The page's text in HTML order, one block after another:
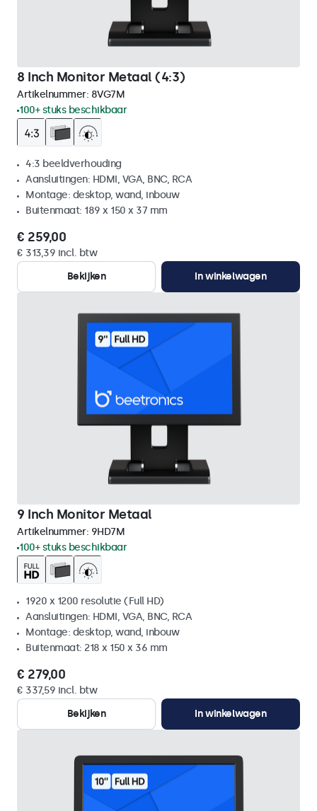
8 Inch Monitor Metaal (4:3)
Artikelnummer: 8VG7M
100+ stuks beschikbaar
4:3 beeldverhouding
Aansluitingen: HDMI, VGA, BNC, RCA
Montage: desktop, wand, inbouw
Buitenmaat: 189 x 150 x 37 mm
€ 259,00
€ 313,39 incl. btw
Bekijken
In winkelwagen
9 Inch Monitor Metaal
Artikelnummer: 9HD7M
100+ stuks beschikbaar
1920 x 1200 resolutie (Full HD)
Aansluitingen: HDMI, VGA, BNC, RCA
Montage: desktop, wand, inbouw
Buitenmaat: 218 x 150 x 36 mm
€ 279,00
€ 337,59 incl. btw
Bekijken
In winkelwagen